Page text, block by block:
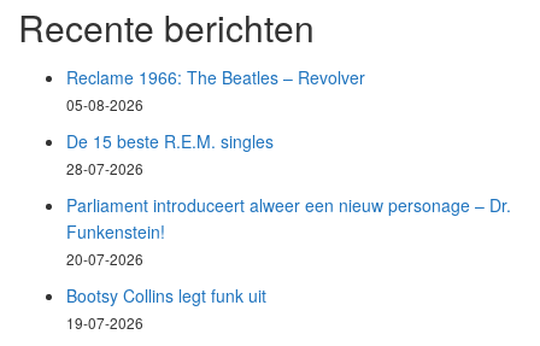
Recente berichten
Reclame 1966: The Beatles – Revolver
05-08-2026
De 15 beste R.E.M. singles
28-07-2026
Parliament introduceert alweer een nieuw personage – Dr.
Funkenstein!
20-07-2026
Bootsy Collins legt funk uit
19-07-2026